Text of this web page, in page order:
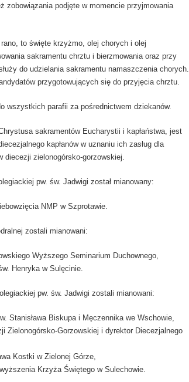
zobowiązania podjęte w momencie przyjmowania
to święte krzyżmo, olej chorych i olej
sakramentu chrztu i bierzmowania oraz przy
do udzielania sakramentu namaszczenia chorych.
przygotowujących się do przyjęcia chrztu.
wszystkich parafii za pośrednictwem dziekanów.
sakramentów Eucharystii i kapłaństwa, jest
kapłanów w uznaniu ich zasług dla
diecezji zielonogórsko-gorzowskiej.
pw. św. Jadwigi został mianowany:
NMP w Szprotawie.
zostali mianowani:
Wyższego Seminarium Duchownego,
Henryka w Sulęcinie.
pw. św. Jadwigi zostali mianowani:
Stanisława Biskupa i Męczennika we Wschowie,
Zielonogórsko-Gorzowskiej i dyrektor Diecezjalnego
Kostki w Zielonej Górze,
Krzyża Świętego w Sulechowie.